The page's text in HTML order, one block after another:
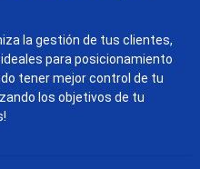
la gestión de tus clientes,
para posicionamiento
tener mejor control de tu
los objetivos de tu